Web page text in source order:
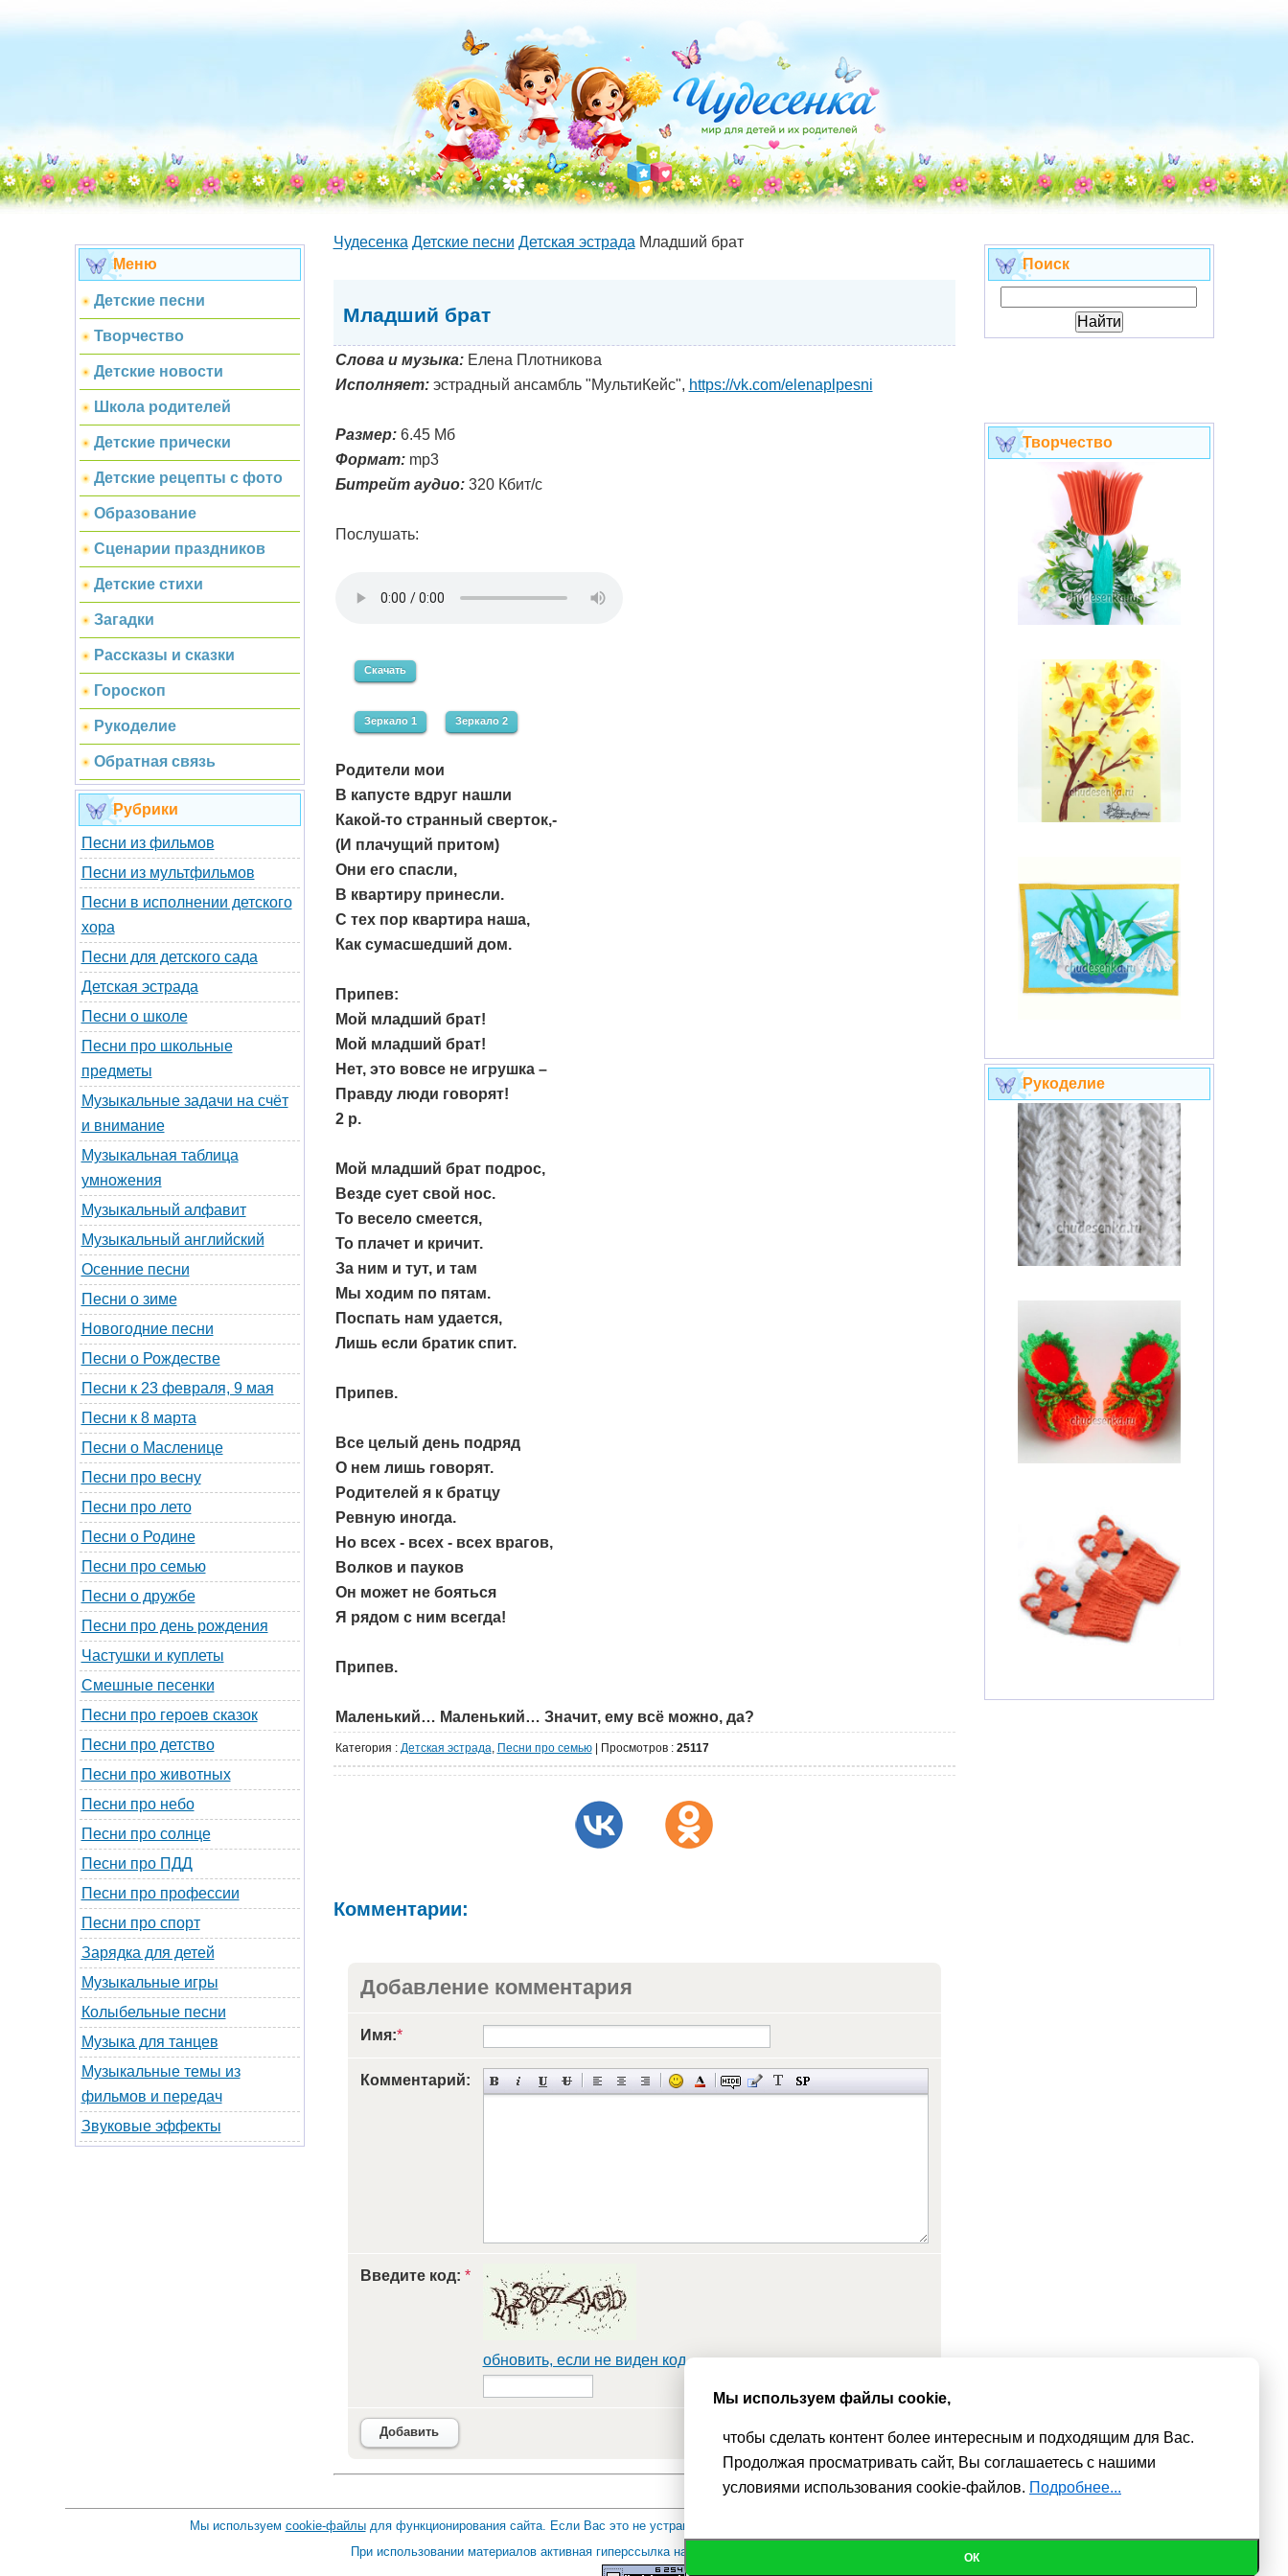
Меню
Детские песни
Творчество
Детские новости
Школа родителей
Детские прически
Детские рецепты с фото
Образование
Сценарии праздников
Детские стихи
Загадки
Рассказы и сказки
Гороскоп
Рукоделие
Обратная связь
Рубрики
Песни из фильмов
Песни из мультфильмов
Песни в исполнении детского
хора
Песни для детского сада
Детская эстрада
Песни о школе
Песни про школьные
предметы
Музыкальные задачи на счёт
и внимание
Музыкальная таблица
умножения
Музыкальный алфавит
Музыкальный английский
Осенние песни
Песни о зиме
Новогодние песни
Песни о Рождестве
Песни к 23 февраля, 9 мая
Песни к 8 марта
Песни о Масленице
Песни про весну
Песни про лето
Песни о Родине
Песни про семью
Песни о дружбе
Песни про день рождения
Частушки и куплеты
Смешные песенки
Песни про героев сказок
Песни про детство
Песни про животных
Песни про небо
Песни про солнце
Песни про ПДД
Песни про профессии
Песни про спорт
Зарядка для детей
Музыкальные игры
Колыбельные песни
Музыка для танцев
Музыкальные темы из
фильмов и передач
Звуковые эффекты
Чудесенка Детские песни Детская эстрада Младший брат
Младший брат
Слова и музыка:Елена Плотникова
Исполняет:эстрадный ансамбль "МультиКейс", https://vk.com/elenaplpesni
Размер:6.45 Мб
Формат:mp3
Битрейт аудио:320 Кбит/с
Послушать:
Скачать
Зеркало 1 Зеркало 2
Родители мои
В капусте вдруг нашли
Какой-то странный сверток,-
(И плачущий притом)
Они его спасли,
В квартиру принесли.
С тех пор квартира наша,
Как сумасшедший дом.
Припев:
Мой младший брат!
Мой младший брат!
Нет, это вовсе не игрушка –
Правду люди говорят!
2 р.
Мой младший брат подрос,
Везде сует свой нос.
То весело смеется,
То плачет и кричит.
За ним и тут, и там
Мы ходим по пятам.
Поспать нам удается,
Лишь если братик спит.
Припев.
Все целый день подряд
О нем лишь говорят.
Родителей я к братцу
Ревную иногда.
Но всех - всех - всех врагов,
Волков и пауков
Он может не бояться
Я рядом с ним всегда!
Припев.
Маленький… Маленький… Значит, ему всё можно, да?
Категория : Детская эстрада Песни про семью| Просмотров : 25117
Комментарии:
Добавление комментария
Имя:*
Комментарий:
Введите код: *
обновить, если не виден код
Добавить
Поиск
Творчество
Рукоделие
Мы используем cookie-файлыдля функционирования сайта. Если Вас это не устраивает, пожалуйста, покиньте сайт.
При использовании материалов активная гиперссылка на Сhudesenka.ru обязательна. © 2010 - 2026
Мы используем файлы cookie,
чтобы сделать контент более интересным и подходящим для Вас.
Продолжая просматривать сайт, Вы соглашаетесь с нашими
условиями использования cookie-файлов. Подробнее...
ОК